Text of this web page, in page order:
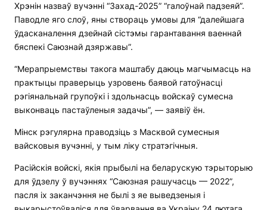
Хрэнін назваў вучэнні “Захад-2025” “галоўнай падзеяй”.
Паводле яго слоў, яны створаць умовы для “далейшага
ўдасканалення дзейнай сістэмы гарантавання ваеннай
бяспекі Саюзнай дзяржавы”.
“Мерапрыемствы такога маштабу даюць магчымасць на
практыцы праверыць узровень баявой гатоўнасці
рэгіянальнай групоўкі і здольнасць войскаў сумесна
выконваць пастаўленыя задачы”, — заявіў ён.
Мінск рэгулярна праводзіць з Масквой сумесныя
вайсковыя вучэнні, у тым ліку стратэгічныя.
Расійскія войскі, якія прыбылі на беларускую тэрыторыю
для ўдзелу ў вучэннях “Саюзная рашучасць — 2022”,
пасля іх заканчэння не былі з яе выведзеныя і